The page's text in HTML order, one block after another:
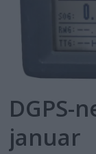
DGPS-
januar